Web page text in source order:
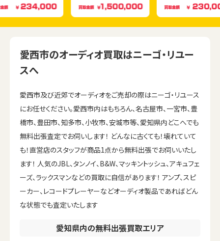
愛西市のオーディオ買取はニーゴ・リユー
スへ
愛西市及び近郊でオーディオをご売却の際はニーゴ・リユース
にお任せください。愛西市内はもちろん、名古屋市、一宮市、豊
橋市、豊田市、知多市、小牧市、安城市等、愛知県内どこへでも
無料出張査定でお伺いします！ どんなに古くても！壊れていて
も！直営店のスタッフが商品1点から無料出張でお伺いいたし
ます！ 人気のJBL、タンノイ、B&W、マッキントッシュ、アキュフェ
ーズ、ラックスマンなどの買取に自信があります！ アンプ、スピ
ーカー、レコードプレーヤーなどオーディオ製品であればどん
な状態でも査定いたします
愛知県内の無料出張買取エリア